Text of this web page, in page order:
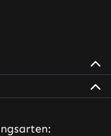
neuem Tab
in neuem Tab
– öffnet in
neuem Tab